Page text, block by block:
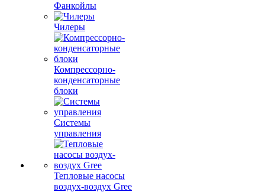
Фанкойлы
Чилеры
Компрессорно-
конденсаторные
блоки
Системы
управления
Тепловые насосы
воздух-воздух Gree